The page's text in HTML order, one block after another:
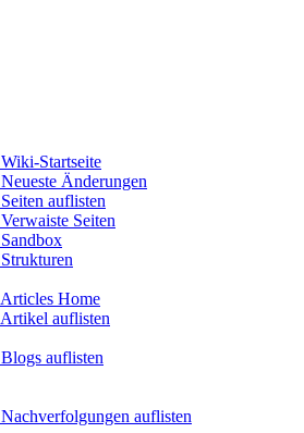
Wiki-Startseite
Neueste Änderungen
Seiten auflisten
Verwaiste Seiten
Sandbox
Strukturen
Articles Home
Artikel auflisten
Blogs auflisten
Nachverfolgungen auflisten